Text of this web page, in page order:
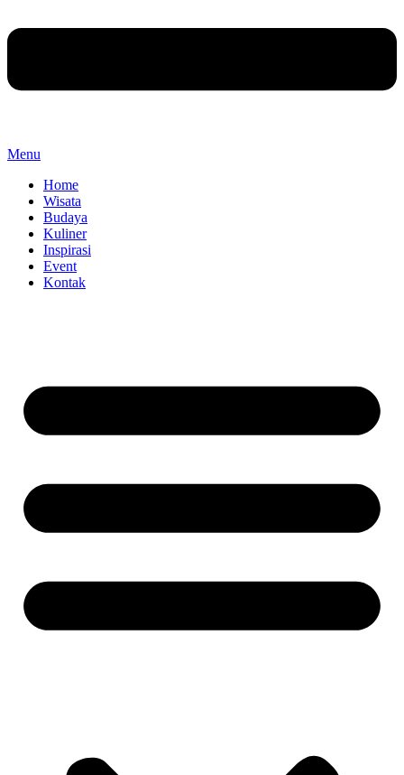
Menu
Home
Wisata
Budaya
Kuliner
Inspirasi
Event
Kontak